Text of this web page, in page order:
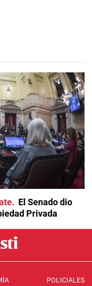
El Senado dio
Privada
POLICIALES